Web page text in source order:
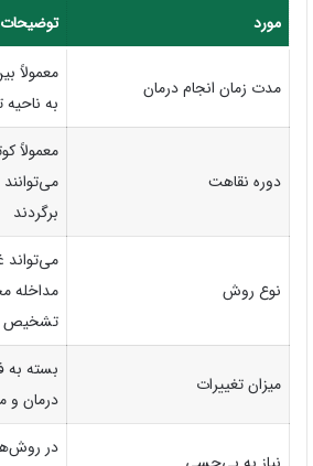
مورد توضیحات
مدت زمان انجام درمان
به
دوره نقاهت
معمولاً
برگردند
نوع روش
می‌تواند
مداخله
تشخیص
میزان تغییرات
بسته
درمان و
در